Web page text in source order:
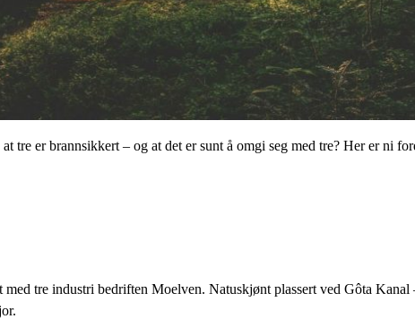
tre er brannsikkert – og at det er sunt å omgi seg med tre? Her er ni
tre industri bedriften Moelven. Natuskjønt plassert ved Gôta